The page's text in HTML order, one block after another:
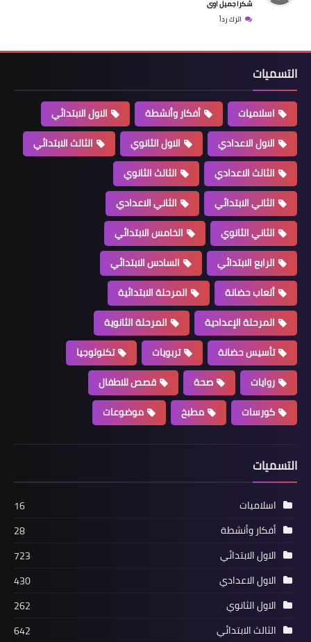
شكرا جميل اوى
اترك رداً
التسميات
اسلاميات أفكار وأنشطة
الاول الابتدائي
الاول الاعدادي
الاول الثانوي
الثالث الابتدائي
الثالث الاعدادي
الثالث الثانوي
الثاني الابتدائي
الثاني الاعدادي
الثاني الثانوي
الخامس الابتدائي
الرابع الابتدائي
السادس الابتدائي
ألعاب حضانة
المرحلة الابتدائية
المرحلة الإعدادية
المرحلة الثانوية
تأسيس حضانة
تربويات
تكنولوجيا
روايات
صحة
قصص للاطفال
كورسات
مطبخ موضوعات
التسميات
اسلاميات
16
أفكار وأنشطة
28
الاول الابتدائي
723
الاول الاعدادي
430
الاول الثانوي
262
الثالث الابتدائي
642